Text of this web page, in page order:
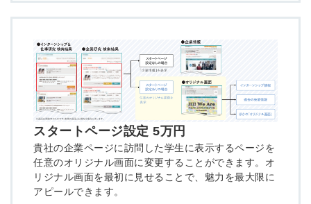
スタートページ設定 5万円
貴社の企業ページに訪問した学生に表示するページを
任意のオリジナル画面に変更することができます。オ
リジナル画面を最初に見せることで、魅力を最大限に
アピールできます。